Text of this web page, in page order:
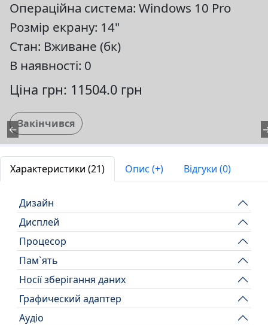
←
Операційна система: Windows 10 Pro
Розмір екрану: 14"
Стан: Вживане (бк)
В наявності: 0
Ціна грн: 11504.0 грн
Закінчився
Характеристики (21) Опис (+) Відгуки (0)
Дизайн
Дисплей
Процесор
Пам`ять
Носії зберігання даних
Графический адаптер
Аудіо